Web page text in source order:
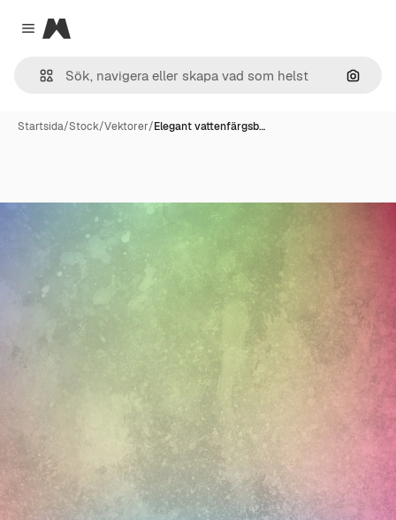
Close menu
Magnific
Sök
Startsida/Stock/Vektorer/Elegant vattenfärgsb…